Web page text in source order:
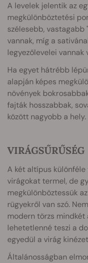
A levelek jelentik az
megkülönböztetési
szélesebb, vastagabb
vannak, míg a
legyezőlevelei vannak
Ha egyet hátrébb
alapján képes
növények
fajták hosszabbak,
között nagyobb a hely.
VIRÁGSŰRŰSÉG
A két altípus
virágokat termel, de
megkülönböztessük
rügyekről van szó.
modern törzs
lehetetlenné teszi a
egyedül a virág
Általánosságban